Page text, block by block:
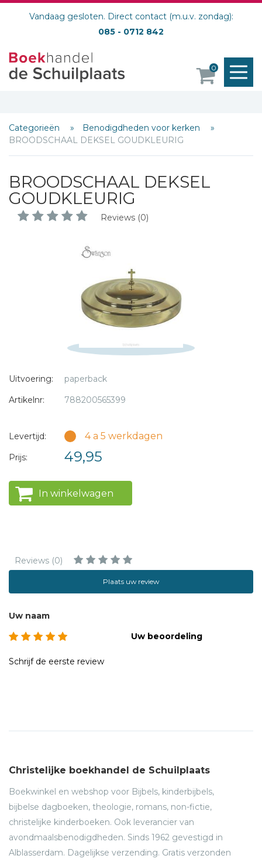
Vandaag gesloten. Direct contact (m.u.v. zondag):
085 - 0712 842
0
Categorieën
Benodigdheden voor kerken
BROODSCHAAL DEKSEL GOUDKLEURIG
BROODSCHAAL DEKSEL
GOUDKLEURIG
Reviews (0)
Uitvoering:
paperback
Artikelnr:
788200565399
Levertijd: 4 a 5 werkdagen
Prijs: 49,95
In winkelwagen
Reviews (0)
Plaats uw review
Sterren
E-mail *
Titel *
Bericht *
Uw naam
Uw beoordeling
Schrijf de eerste review
Christelijke boekhandel de Schuilplaats
Boekwinkel en webshop voor Bijbels, kinderbijbels,
bijbelse dagboeken, theologie, romans, non-fictie,
christelijke kinderboeken. Ook leverancier van
avondmaalsbenodigdheden. Sinds 1962 gevestigd in
Alblasserdam. Dagelijkse verzending. Gratis verzonden